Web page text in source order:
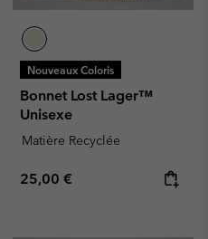
Nouveaux Coloris
Bonnet Lost Lager™
Unisexe
Matière Recyclée
Regular price:
25,00 €